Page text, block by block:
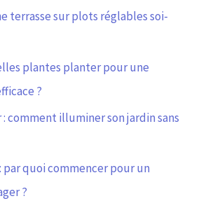
terrasse sur plots réglables soi-
plantes planter pour une
?
comment illuminer son jardin sans
quoi commencer pour un
?